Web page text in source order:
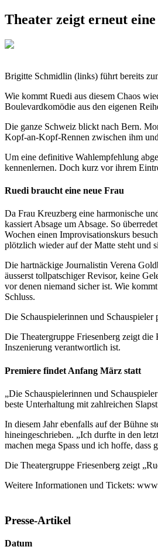
Theater zeigt erneut
Brigitte Schmidlin (links) führt bereits
Wie kommt Ruedi aus diesem Chaos
Boulevardkomödie aus den eigenen
Die ganze Schweiz blickt nach Bern.
Kopf-an-Kopf-Rennen zwischen ihm
Um eine definitive Wahlempfehlung
kennenlernen. Doch kurz vor ihrem
Ruedi braucht eine neue Frau
Da Frau Kreuzberg eine harmonische
kassiert Absage um Absage. So
Wochen einen Improvisationskurs
plötzlich wieder auf der Matte steht und
Die hartnäckige Journalistin Verena
äusserst tollpatschiger Revisor, keine
vor denen niemand sicher ist. Wie
Schluss.
Die Schauspielerinnen und
Die Theatergruppe Friesenberg zeigt
Inszenierung verantwortlich ist.
Premiere findet Anfang März statt
„Die Schauspielerinnen und
beste Unterhaltung mit zahlreichen
In diesem Jahr ebenfalls auf der Bühne
hineingeschrieben. „Ich durfte in den
machen mega Spass und ich hoffe,
Die Theatergruppe Friesenberg zeigt
Weitere Informationen und Tickets:
Presse-Artikel
Datum